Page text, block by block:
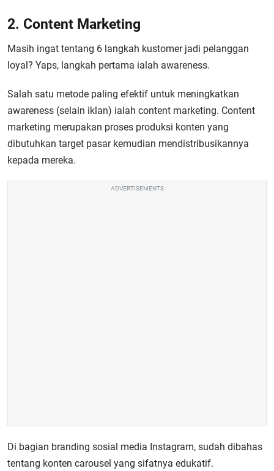
2. Content Marketing
Masih ingat tentang 6 langkah kustomer jadi pelanggan
loyal? Yaps, langkah pertama ialah awareness.
Salah satu metode paling efektif untuk meningkatkan
awareness (selain iklan) ialah content marketing. Content
marketing merupakan proses produksi konten yang
dibutuhkan target pasar kemudian mendistribusikannya
kepada mereka.
ADVERTISEMENTS
Di bagian branding sosial media Instagram, sudah dibahas
tentang konten carousel yang sifatnya edukatif.